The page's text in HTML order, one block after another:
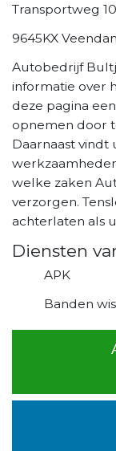
Transportweg
9645KX
Autobedrijf
informatie over
deze pagina
opnemen door
Daarnaast vindt
welke zaken
verzorgen.
achterlaten als
Diensten
APK
Banden